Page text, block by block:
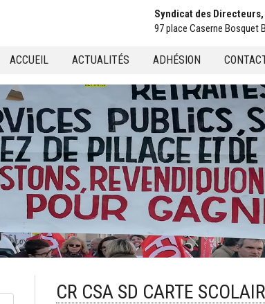
Syndicat des
97 place Caserne Bosquet
Aller
contenu
ACCUEIL ACTUALITÉS ADHÉSION
CR CSA SD CARTE